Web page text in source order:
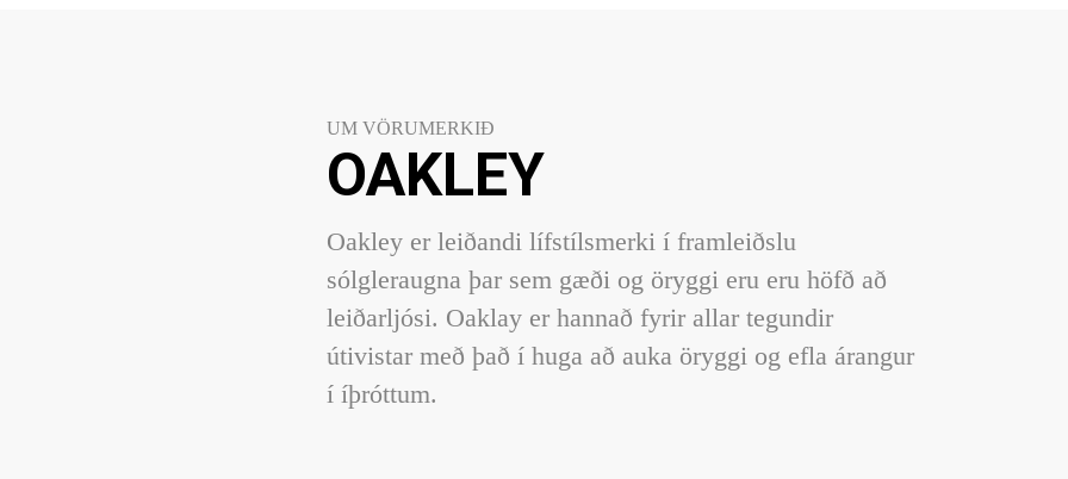
UM VÖRUMERKIÐ
OAKLEY
Oakley er leiðandi lífstílsmerki í framleiðslu
sólgleraugna þar sem gæði og öryggi eru eru höfð að
leiðarljósi. Oaklay er hannað fyrir allar tegundir
útivistar með það í huga að auka öryggi og efla árangur
í íþróttum.